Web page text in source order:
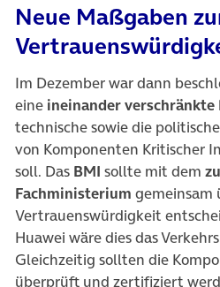
Neue Maßgaben
Im Dezember war dann
eine ineinander
technische sowie die
von Komponenten Kritischer
soll. Das BMI sollte mit dem
Fachministerium gemeinsam
Vertrauenswürdigkeit
Huawei wäre dies das
Gleichzeitig sollten die
überprüft und zertifiziert